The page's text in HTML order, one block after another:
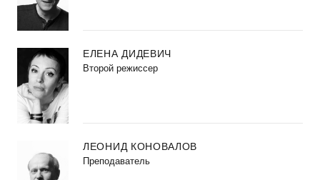
ЕЛЕНА ДИДЕВИЧ
Второй режиссер
ЛЕОНИД КОНОВАЛОВ
Преподаватель